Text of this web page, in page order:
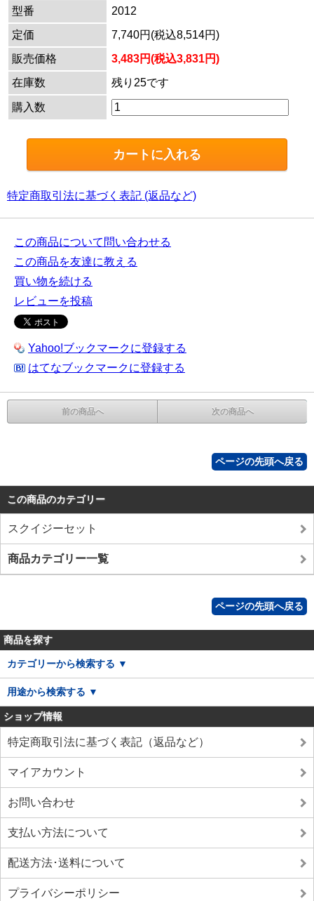
型番
2012
定価
7,740円(税込8,514円)
販売価格
3,483円(税込3,831円)
在庫数
残り25です
購入数
特定商取引法に基づく表記 (返品など)
この商品について問い合わせる
この商品を友達に教える
買い物を続ける
レビューを投稿
Yahoo!ブックマークに登録する
はてなブックマークに登録する
前の商品へ 次の商品へ
ページの先頭へ戻る
この商品のカテゴリー
スクイジーセット
商品カテゴリー一覧
ページの先頭へ戻る
商品を探す
カテゴリーから検索する ▼
用途から検索する ▼
ショップ情報
特定商取引法に基づく表記（返品など）
マイアカウント
お問い合わせ
支払い方法について
配送方法･送料について
プライバシーポリシー